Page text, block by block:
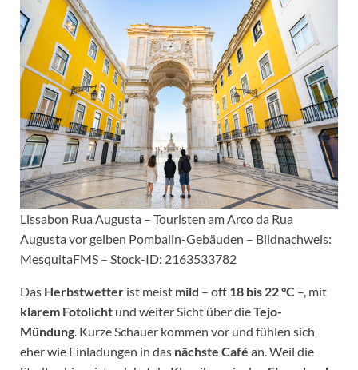
Lissabon Rua Augusta – Touristen am Arco da Rua
Augusta vor gelben Pombalin-Gebäuden – Bildnachweis:
MesquitaFMS – Stock-ID: 2163533782
Das Herbstwetter ist meist mild – oft 18 bis 22 °C –, mit
klarem Fotolicht und weiter Sicht über dieTejo-
Mündung . Kurze Schauer kommen vor und fühlen sich
eher wie Einladungen in das nächste Café an. Weil die